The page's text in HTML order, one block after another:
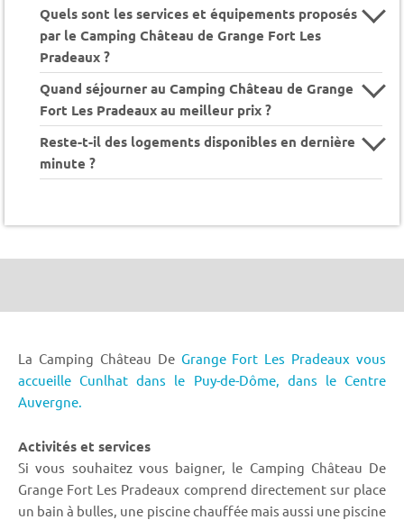
Quels sont les services et équipements proposés
par le Camping Château de Grange Fort Les
Pradeaux ?
Quand séjourner au Camping Château de Grange
Fort Les Pradeaux au meilleur prix ?
Reste-t-il des logements disponibles en dernière
minute ?
La Camping Château De Grange Fort Les Pradeaux vous
accueille Cunlhat dans le Puy-de-Dôme,
dans le Centre
Auvergne.
Activités et services
Si vous souhaitez vous baigner, le Camping Château De
Grange Fort Les Pradeaux comprend directement sur place
un bain à bulles, une piscine chauffée mais aussi une piscine